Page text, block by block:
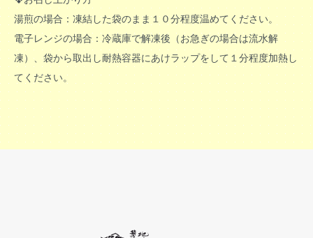
湯煎の場合：凍結した袋のまま１０分程度温めてください。
電子レンジの場合：冷蔵庫で解凍後（お急ぎの場合は流水解
凍）、袋から取出し耐熱容器にあけラップをして１分程度加熱し
てください。